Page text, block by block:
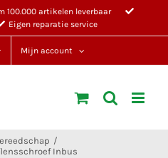
100.000 artikelen leverbaar
Eigen reparatie service
Mijn account
Inbus